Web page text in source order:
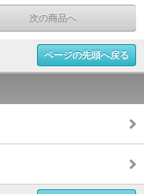
次の商品へ
ページの先頭へ戻る